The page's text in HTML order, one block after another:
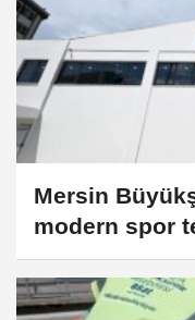
Mersin
modern spor